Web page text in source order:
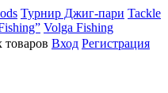
Турнир Джиг-пари Tackle
Volga Fishing
Вход Регистрация